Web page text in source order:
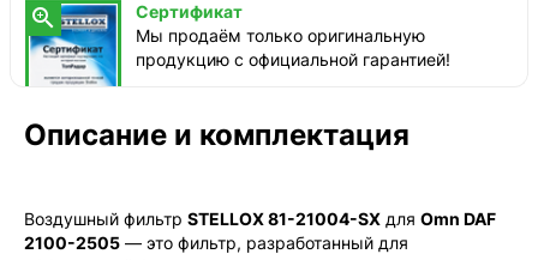

Сертификат
Мы продаём только оригинальную
продукцию с официальной гарантией!
Описание и комплектация
Воздушный фильтр STELLOX 81-21004-SX для Omn DAF
2100-2505 — это фильтр, разработанный для